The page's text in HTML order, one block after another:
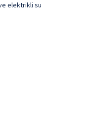
elektrikli su